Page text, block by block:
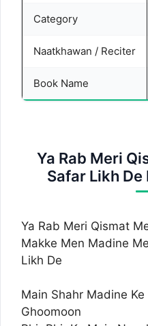
Category
Naatkhawan / Reciter
Book Name
Ya Rab Meri
Safar Likh De
Ya Rab Meri Qismat
Makke Men Madine
Likh De
Main Shahr Madine
Ghoomoon